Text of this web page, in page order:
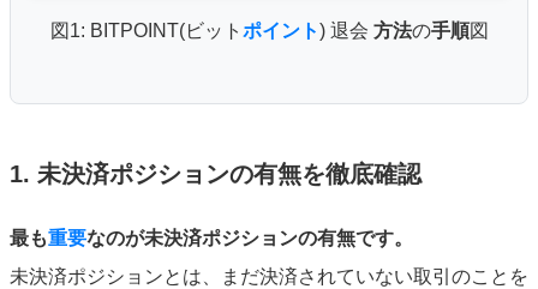
図1: BITPOINT(ビット ポイント) 退会 方法の手順図
1. 未決済ポジションの有無を徹底確認
最も重要なのが未決済ポジションの有無です。
未決済ポジションとは、まだ決済されていない取引のことを